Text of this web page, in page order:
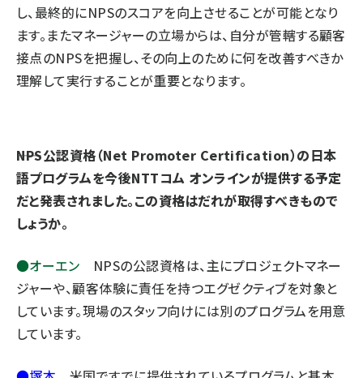
し、最終的にNPSのスコアを向上させることが可能となり
ます。またマネージャーの立場からは、自分が管轄する顧客
接点のNPSを把握し、その向上のために何を改善すべきか
理解して実行することが重要となります。
――NPS公認資格（Net Promoter Certification）の日本
語プログラムを今後NTTコム オンラインが提供する予定
だと発表されました。この資格はだれが取得すべきもので
しょうか。
●オーエン NPSの公認資格は、主にプロジェクトマネー
ジャーや、顧客体験に責任を持つエグゼクティブを対象と
しています。現場のスタッフ向けには別のプログラムを用意
しています。